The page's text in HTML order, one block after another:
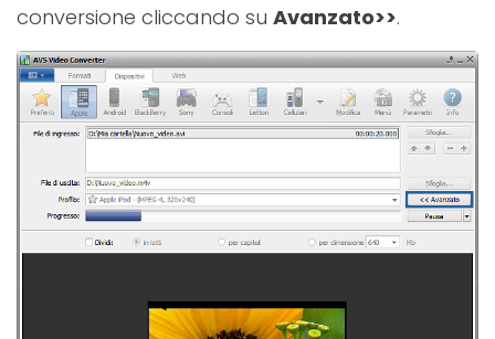
conversione cliccando su Avanzato>>.